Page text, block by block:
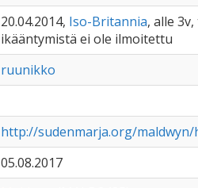
20.04.2014, Iso-Britannia, alle
ikääntymistä ei ole ilmoitettu
ruunikko
http://sudenmarja.org/
05.08.2017